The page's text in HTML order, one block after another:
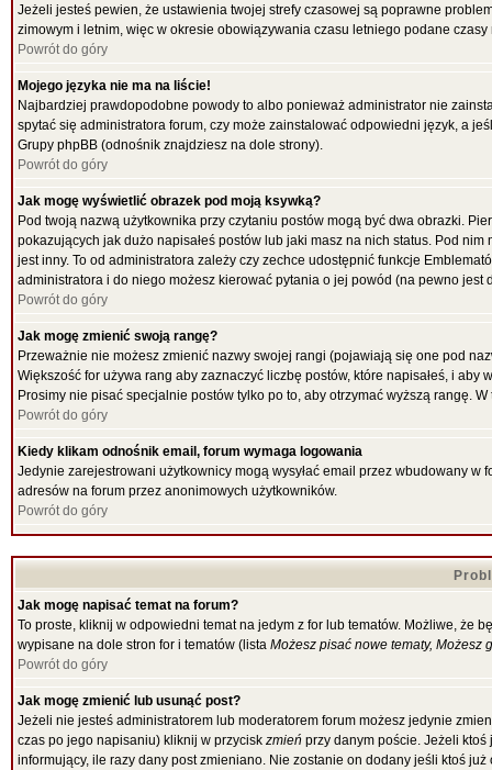
Jeżeli jesteś pewien, że ustawienia twojej strefy czasowej są poprawne
zimowym i letnim, więc w okresie obowiązywania czasu letniego podane
Powrót do góry
Mojego języka nie ma na liście!
Najbardziej prawdopodobne powody to albo ponieważ administrator nie
spytać się administratora forum, czy może zainstalować odpowiedni język, a
Grupy phpBB (odnośnik znajdziesz na dole strony).
Powrót do góry
Jak mogę wyświetlić obrazek pod moją ksywką?
Pod twoją nazwą użytkownika przy czytaniu postów mogą być dwa obrazki.
pokazujących jak dużo napisałeś postów lub jaki masz na nich status. Pod
jest inny. To od administratora zależy czy zechce udostępnić funkcje
administratora i do niego możesz kierować pytania o jej powód (na pewno jest
Powrót do góry
Jak mogę zmienić swoją rangę?
Przeważnie nie możesz zmienić nazwy swojej rangi (pojawiają się one pod
Większość for używa rang aby zaznaczyć liczbę postów, które napisałeś, i
Prosimy nie pisać specjalnie postów tylko po to, aby otrzymać wyższą rangę.
Powrót do góry
Kiedy klikam odnośnik email, forum wymaga logowania
Jedynie zarejestrowani użytkownicy mogą wysyłać email przez wbudowany w
adresów na forum przez anonimowych użytkowników.
Powrót do góry
Jak mogę napisać temat na forum?
To proste, kliknij w odpowiedni temat na jedym z for lub tematów. Możliwe, że
wypisane na dole stron for i tematów (lista Możesz pisać nowe tematy, Możesz
Powrót do góry
Jak mogę zmienić lub usunąć post?
Jeżeli nie jesteś administratorem lub moderatorem forum możesz jedynie
czas po jego napisaniu) kliknij w przycisk zmień przy danym poście. Jeżeli
informujący, ile razy dany post zmieniano. Nie zostanie on dodany jeśli ktoś